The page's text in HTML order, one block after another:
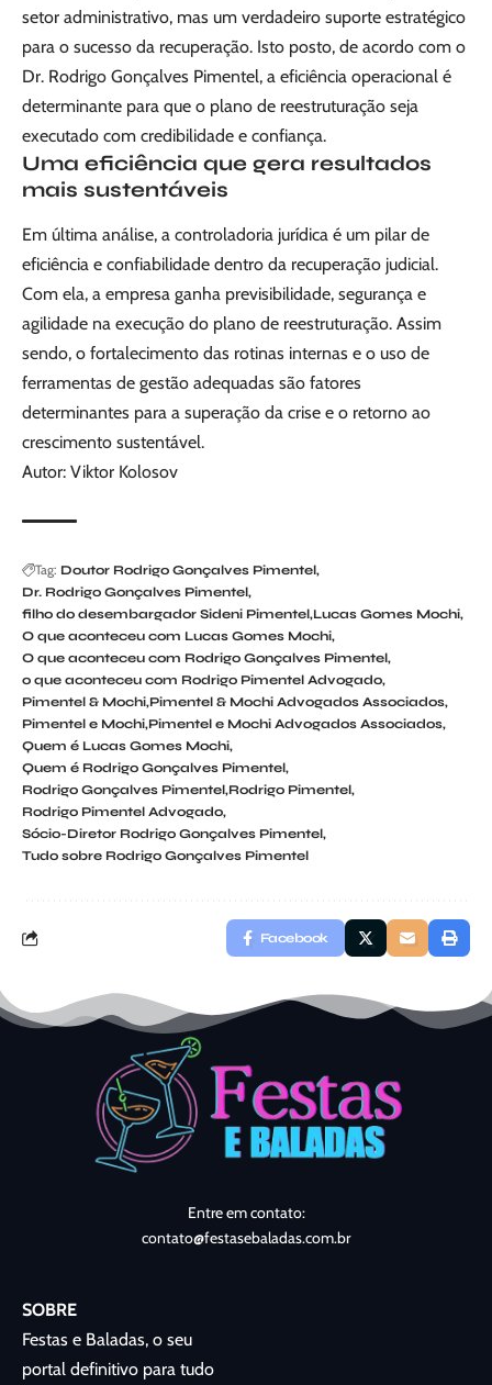
setor administrativo, mas um verdadeiro suporte estratégico
para o sucesso da recuperação. Isto posto, de acordo com o
Dr. Rodrigo Gonçalves Pimentel, a eficiência operacional é
determinante para que o plano de reestruturação seja
executado com credibilidade e confiança.
Uma eficiência que gera resultados
mais sustentáveis
Em última análise, a controladoria jurídica é um pilar de
eficiência e confiabilidade dentro da recuperação judicial.
Com ela, a empresa ganha previsibilidade, segurança e
agilidade na execução do plano de reestruturação. Assim
sendo, o fortalecimento das rotinas internas e o uso de
ferramentas de gestão adequadas são fatores
determinantes para a superação da crise e o retorno ao
crescimento sustentável.
Autor: Viktor Kolosov
Tag: Doutor Rodrigo Gonçalves Pimentel
Dr. Rodrigo Gonçalves Pimentel
filho do desembargador Sideni Pimentel Lucas Gomes Mochi
O que aconteceu com Lucas Gomes Mochi
O que aconteceu com Rodrigo Gonçalves Pimentel
o que aconteceu com Rodrigo Pimentel Advogado
Pimentel & Mochi Pimentel & Mochi Advogados Associados
Pimentel e Mochi Pimentel e Mochi Advogados Associados
Quem é Lucas Gomes Mochi
Quem é Rodrigo Gonçalves Pimentel
Rodrigo Gonçalves Pimentel Rodrigo Pimentel
Rodrigo Pimentel Advogado
Sócio-Diretor Rodrigo Gonçalves Pimentel
Tudo sobre Rodrigo Gonçalves Pimentel
Facebook
Entre em contato:
contato@festasebaladas.com.br
SOBRE
Festas e Baladas, o seu
portal definitivo para tudo